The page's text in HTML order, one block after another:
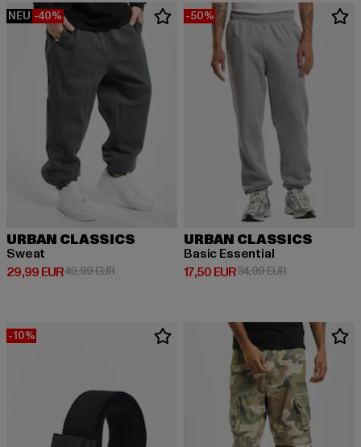
NEU -40%
URBAN CLASSICS
Sweat
29,99 EUR
Derzeitiger Preis: 29,99 EUR
49,99 EURAktionspreis: 49,99 EUR
-50%
URBAN CLASSICS
Basic Essential
17,50 EUR
Derzeitiger Preis: 17,50 EUR
34,99 EURAktionspreis:
-10%